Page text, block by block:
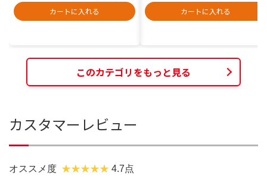
カートに入れる
カートに入れる
このカテゴリをもっと見る
カスタマーレビュー
オススメ度 4.7点